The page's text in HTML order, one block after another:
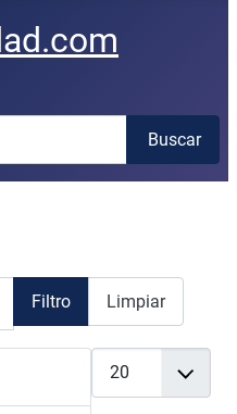
Buscar
Filtro Limpiar